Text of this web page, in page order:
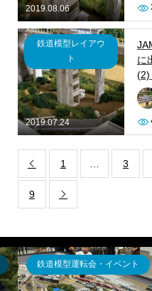
2019.08.06
2019.07.24
鉄道模型レイアウ
ト
に
(2)
 1 3
9 
鉄道模型運転会・イベント